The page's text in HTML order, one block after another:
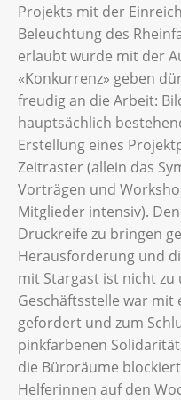
Projekts mit der
Beleuchtung des
erlaubt wurde mit der
«Konkurrenz» geben
freudig an die Arbeit:
hauptsächlich
Erstellung eines
Zeitraster (allein das
Vorträgen und
Mitglieder intensiv).
Druckreife zu bringen
Herausforderung und
mit Stargast ist nicht zu
Geschäftsstelle war
gefordert und zum
pinkfarbenen
die Büroräume
Helferinnen auf den